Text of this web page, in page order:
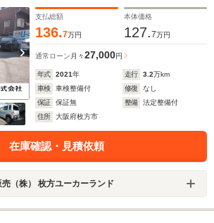
支払総額
136.7万円
本体価格
127.7万円
通常ローン 月々27,000円
年式 2021年 走行 3.2万km
車検
車検整備付 修復
なし
保証
保証無 整備
法定整備付
住所
大阪府枚方市
在庫確認・見積依頼
（株） 枚方ユーカーランド